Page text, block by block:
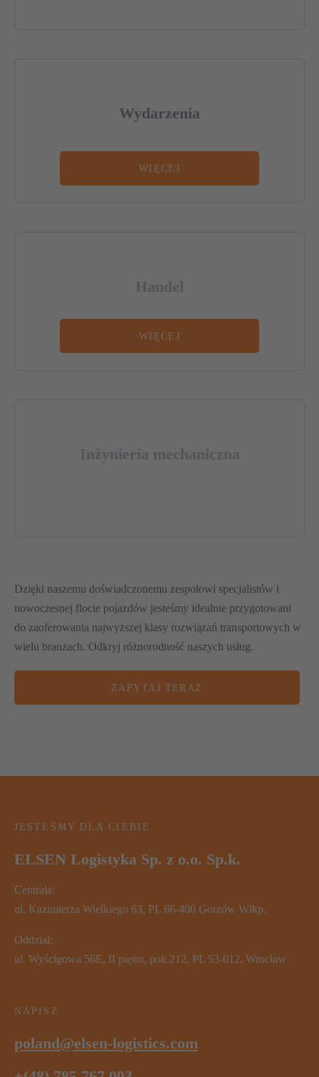
Wydarzenia
WIĘCEJ
Handel
WIĘCEJ
Inżynieria mechaniczna
Dzięki naszemu doświadczonemu zespołowi specjalistów i
nowoczesnej flocie pojazdów jesteśmy idealnie przygotowani
do zaoferowania najwyższej klasy rozwiązań transportowych w
wielu branżach. Odkryj różnorodność naszych usług.
ZAPYTAJ TERAZ
JESTEŚMY DLA CIEBIE
ELSEN Logistyka Sp. z o.o. Sp.k.
Centrala:
ul. Kazimierza Wielkiego 63, PL 66-400 Gorzów Wlkp.
Oddział:
ul. Wyścigowa 56E, II piętro, pok.212, PL 53-012, Wrocław
NAPISZ
poland@elsen-logistics.com